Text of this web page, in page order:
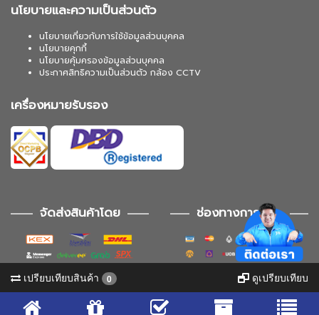
นโยบายและความเป็นส่วนตัว
นโยบายเกี่ยวกับการใช้ข้อมูลส่วนบุคคล
นโยบายคุกกี้
นโยบายคุ้มครองข้อมูลส่วนบุคคล
ประกาศสิทธิความเป็นส่วนตัว กล้อง CCTV
เครื่องหมายรับรอง
จัดส่งสินค้าโดย ช่องทางการชำระ
ช่องทางการติดตาม
เปรียบเทียบสินค้า 0 ดูเปรียบเทียบ